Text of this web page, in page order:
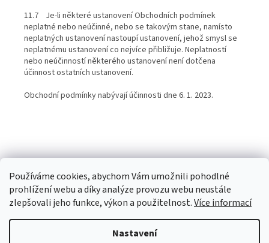
Používáme cookies, abychom Vám umožnili pohodlné
prohlížení webu a díky analýze provozu webu neustále
zlepšovali jeho funkce, výkon a použitelnost.Více informací
Nastavení
11.7 Je-li některé ustanovení Obchodních podmínek
neplatné nebo neúčinné, nebo se takovým stane, namísto
neplatných ustanovení nastoupí ustanovení, jehož smysl se
neplatnému ustanovení co nejvíce přibližuje. Neplatností
nebo neúčinností některého ustanovení není dotčena
účinnost ostatních ustanovení.
Obchodní podmínky nabývají účinnosti dne 6. 1. 2023.